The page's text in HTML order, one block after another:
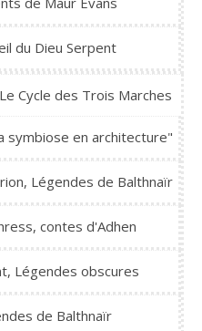
du Dieu Serpent
Cycle des Trois Marches
symbiose en architecture"
Légendes de Balthnaïr
contes d'Adhen
Légendes obscures
de Balthnaïr